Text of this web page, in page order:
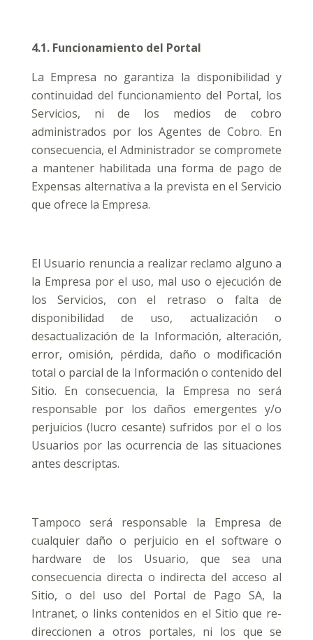
4.1. Funcionamiento del Portal
La Empresa no garantiza la disponibilidad y
continuidad del funcionamiento del Portal, los
Servicios, ni de los medios de cobro
administrados por los Agentes de Cobro. En
consecuencia, el Administrador se compromete
a mantener habilitada una forma de pago de
Expensas alternativa a la prevista en el Servicio
que ofrece la Empresa.
El Usuario renuncia a realizar reclamo alguno a
la Empresa por el uso, mal uso o ejecución de
los Servicios, con el retraso o falta de
disponibilidad de uso, actualización o
desactualización de la Información, alteración,
error, omisión, pérdida, daño o modificación
total o parcial de la Información o contenido del
Sitio. En consecuencia, la Empresa no será
responsable por los daños emergentes y/o
perjuicios (lucro cesante) sufridos por el o los
Usuarios por las ocurrencia de las situaciones
antes descriptas.
Tampoco será responsable la Empresa de
cualquier daño o perjuicio en el software o
hardware de los Usuario, que sea una
consecuencia directa o indirecta del acceso al
Sitio, o del uso del Portal de Pago SA, la
Intranet, o links contenidos en el Sitio que re-
direccionen a otros portales, ni los que se